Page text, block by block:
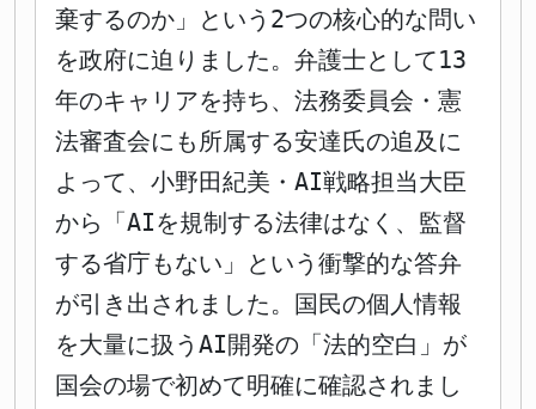
棄するのか」という2つの核心的な問い
を政府に迫りました。弁護士として13
年のキャリアを持ち、法務委員会・憲
法審査会にも所属する安達氏の追及に
よって、小野田紀美・AI戦略担当大臣
から「AIを規制する法律はなく、監督
する省庁もない」という衝撃的な答弁
が引き出されました。国民の個人情報
を大量に扱うAI開発の「法的空白」が
国会の場で初めて明確に確認されまし